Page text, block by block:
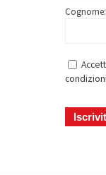
condizioni